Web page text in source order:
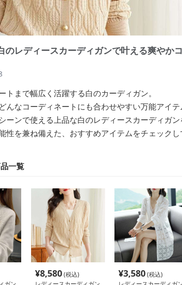
のレディースカーディガンで叶える爽やか
トまで幅広く活躍する白のカーディガン。
んなコーディネートにも合わせやすい万能アイテ
ーンで使える上品な白のレディースカーディガン
性を兼ね備えた、おすすめアイテムをチェックし
一覧
¥8,580(税込)
¥3,580(税込)